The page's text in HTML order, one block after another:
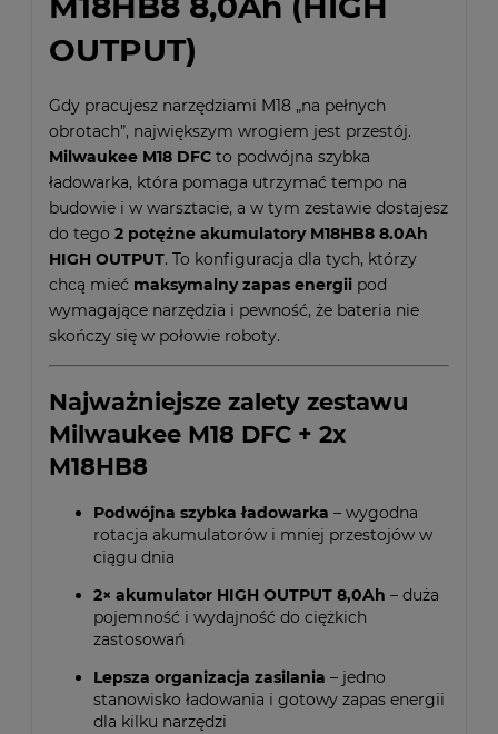
OUTPUT)
Gdy pracujesz narzędziami M18 „na pełnych
obrotach”, największym wrogiem jest przestój.
Milwaukee M18 DFC to podwójna szybka
ładowarka, która pomaga utrzymać tempo na
budowie i w warsztacie, a w tym zestawie dostajesz
do tego 2 potężne akumulatory M18HB8 8.0Ah
HIGH OUTPUT. To konfiguracja dla tych, którzy
chcą mieć maksymalny zapas energii pod
wymagające narzędzia i pewność, że bateria nie
skończy się w połowie roboty.
Najważniejsze zalety zestawu
Milwaukee M18 DFC + 2x
M18HB8
Podwójna szybka ładowarka – wygodna
rotacja akumulatorów i mniej przestojów w
ciągu dnia
2× akumulator HIGH OUTPUT 8,0Ah – duża
pojemność i wydajność do ciężkich
zastosowań
Lepsza organizacja zasilania – jedno
stanowisko ładowania i gotowy zapas energii
dla kilku narzędzi